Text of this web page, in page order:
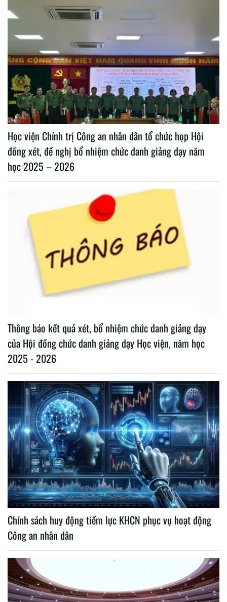
Học viện Chính trị Công an nhân dân tổ chức họp Hội
đồng xét, đề nghị bổ nhiệm chức danh giảng dạy năm
học 2025 – 2026
Thông báo kết quả xét, bổ nhiệm chức danh giảng dạy
của Hội đồng chức danh giảng dạy Học viện, năm học
2025 - 2026
Chính sách huy động tiềm lực KHCN phục vụ hoạt động
Công an nhân dân